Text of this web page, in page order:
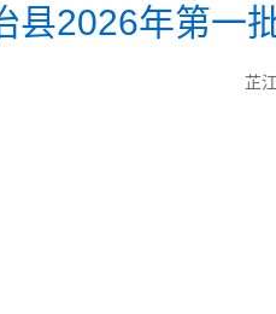
县2026年第一
芷